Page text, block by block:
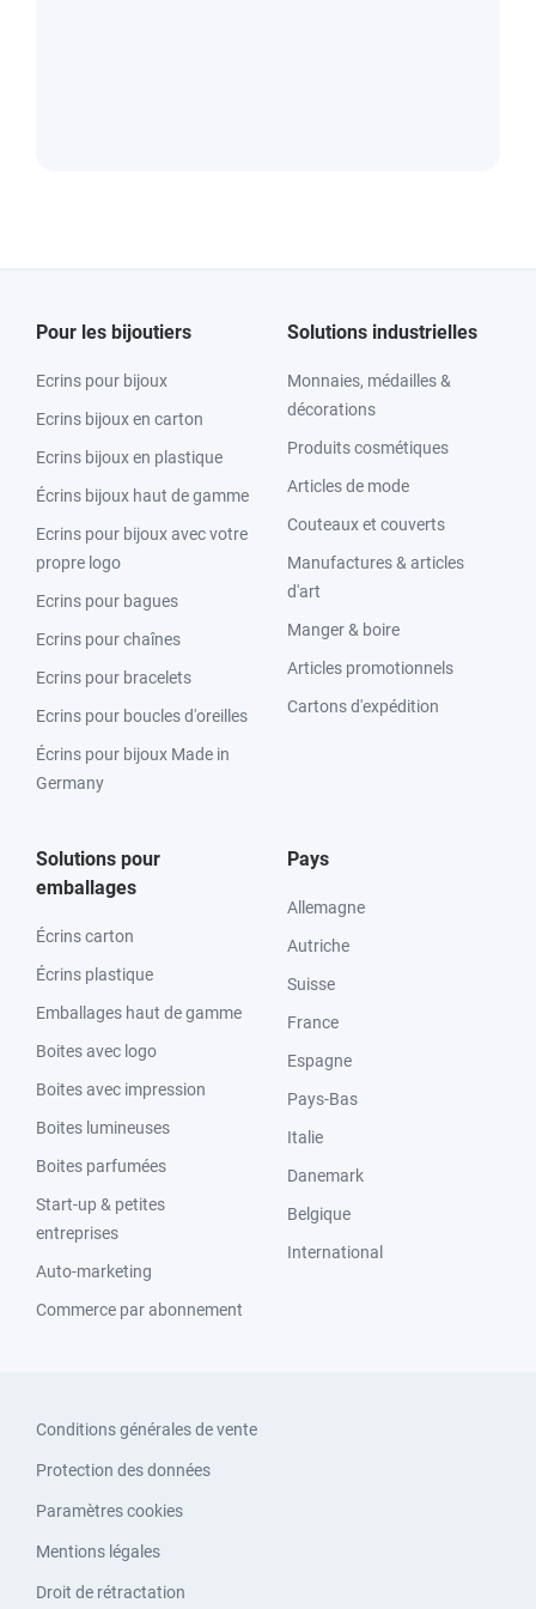
Pour les bijoutiers
Ecrins pour bijoux
Ecrins bijoux en carton
Ecrins bijoux en plastique
Écrins bijoux haut de gamme
Ecrins pour bijoux avec votre
propre logo
Ecrins pour bagues
Ecrins pour chaînes
Ecrins pour bracelets
Ecrins pour boucles d'oreilles
Écrins pour bijoux Made in
Germany
Solutions industrielles
Monnaies, médailles &
décorations
Produits cosmétiques
Articles de mode
Couteaux et couverts
Manufactures & articles
d'art
Manger & boire
Articles promotionnels
Cartons d'expédition
Solutions pour
emballages
Écrins carton
Écrins plastique
Emballages haut de gamme
Boites avec logo
Boites avec impression
Boites lumineuses
Boites parfumées
Start-up & petites
entreprises
Auto-marketing
Commerce par abonnement
Pays
Allemagne
Autriche
Suisse
France
Espagne
Pays-Bas
Italie
Danemark
Belgique
International
Conditions générales de vente
Protection des données
Paramètres cookies
Mentions légales
Droit de rétractation